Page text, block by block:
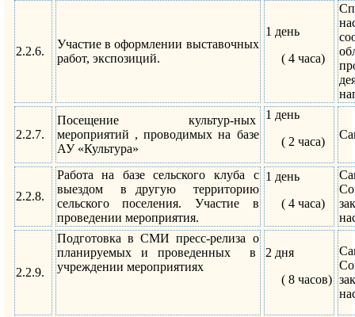
2.2.6.
Участие в оформлении выставочных
работ, экспозиций.
1 день
( 4 часа)
2.2.7.
Посещение культур-ных
мероприятий , проводимых на базе
АУ «Культура»
1 день
( 2 часа)
2.2.8.
Работа на базе сельского клуба с
выездом в другую территорию
сельского поселения. Участие в
проведении мероприятия.
1 день
( 4 часа)
2.2.9.
Подготовка в СМИ пресс-релиза о
планируемых и проведенных в
учреждении мероприятиях
2 дня
( 8 часов)